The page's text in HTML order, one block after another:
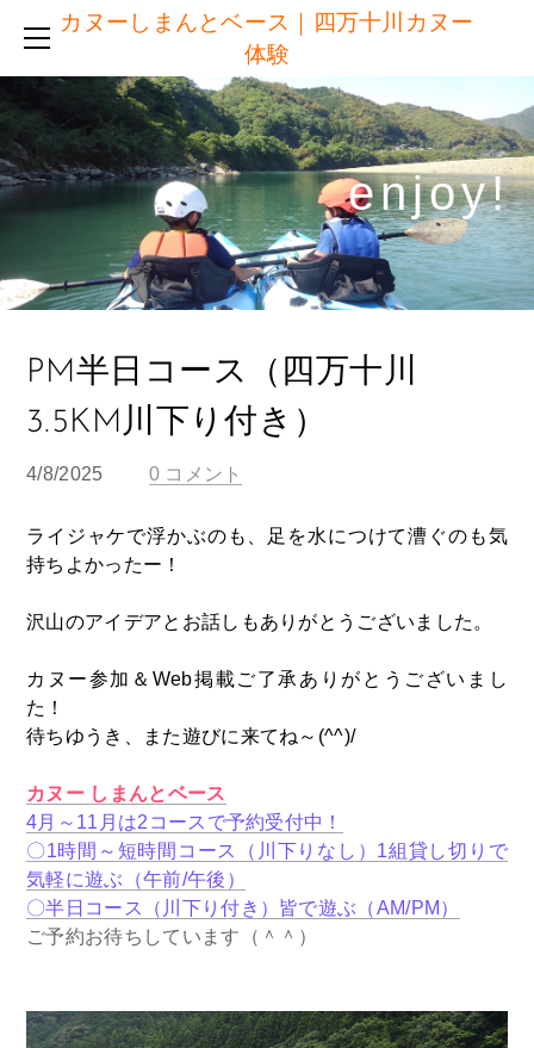
カヌーしまんとベース｜四万十川カヌー
体験
enjoy!​
PM半日コース（四万十川
3.5KM川下り付き）
4/8/2025 0 コメント
ライジャケで浮かぶのも、足を水につけて漕ぐのも気
持ちよかったー！
沢山のアイデアとお話しもありがとうございました。
カヌー参加＆Web掲載ご了承ありがとうございまし
た！
待ちゆうき、また遊びに来てね～(^^)/
カヌー しまんとベース
4月～11月は2コースで予約受付中！
〇1時間～短時間コース（川下りなし）1組貸し切りで
気軽に遊ぶ（午前/午後）
〇半日コース（川下り付き）皆で遊ぶ（AM/PM）
ご予約お待ちしています（＾＾）
半日コース ＆ 短時間コース
他社との違い
ご予約
服装・持ち物・施設
体験日の流れ
アクセス
ブログ
注意点・キャンセルについて